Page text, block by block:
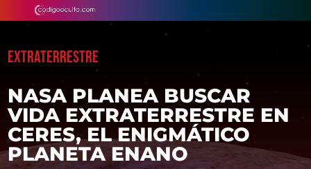
EXTRATERRESTRE
NASA PLANEA BUSCAR
VIDA EXTRATERRESTRE EN
CERES, EL ENIGMÁTICO
PLANETA ENANO